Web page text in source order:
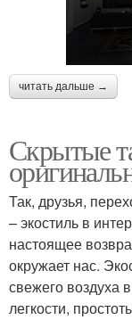
читать дальше →
Скрытые
Так, друзья,
– экостиль в
настоящее
окружает нас.
свежего воздуха
легкости,